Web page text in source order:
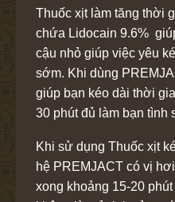
Thuốc xịt làm tăng thời
chứa Lidocain 9.6%
cậu nhỏ giúp việc yêu
sớm. Khi dùng
giúp bạn kéo dài thời
30 phút đủ làm bạn tình
Khi sử dụng Thuốc xịt
hệ PREMJACT có vị
xong khoảng 15-20